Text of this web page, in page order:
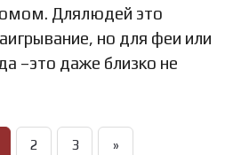
Длялюдей это
но для феи или
–это даже близко не
2 3 »